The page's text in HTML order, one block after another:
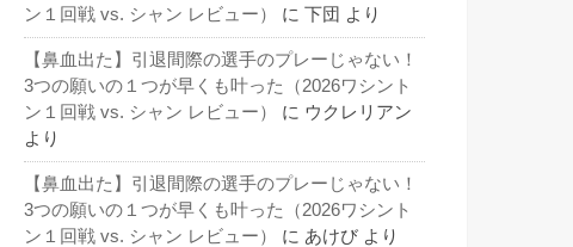
ン１回戦 vs. シャン レビュー）
に 下団 より
【鼻血出た】引退間際の選手のプレーじゃない！
3つの願いの１つが早くも叶った（2026ワシント
ン１回戦 vs. シャン レビュー）
に ウクレリアン
より
【鼻血出た】引退間際の選手のプレーじゃない！
3つの願いの１つが早くも叶った（2026ワシント
ン１回戦 vs. シャン レビュー）
に あけび より